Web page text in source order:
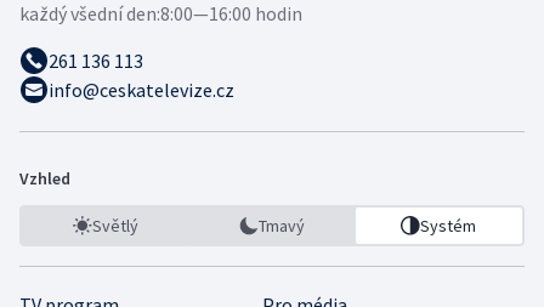
každý všední den:8:00—16:00 hodin
261 136 113
info@ceskatelevize.cz
Vzhled
Světlý Tmavý Systém